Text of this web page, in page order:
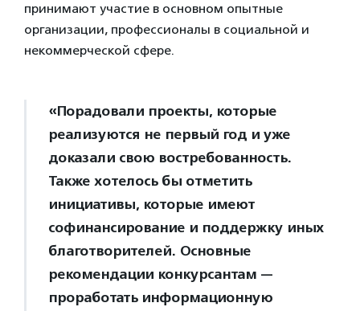
принимают участие в основном опытные
организации, профессионалы в социальной и
некоммерческой сфере.
«Порадовали проекты, которые
реализуются не первый год и уже
доказали свою востребованность.
Также хотелось бы отметить
инициативы, которые имеют
софинансирование и поддержку иных
благотворителей. Основные
рекомендации конкурсантам —
проработать информационную